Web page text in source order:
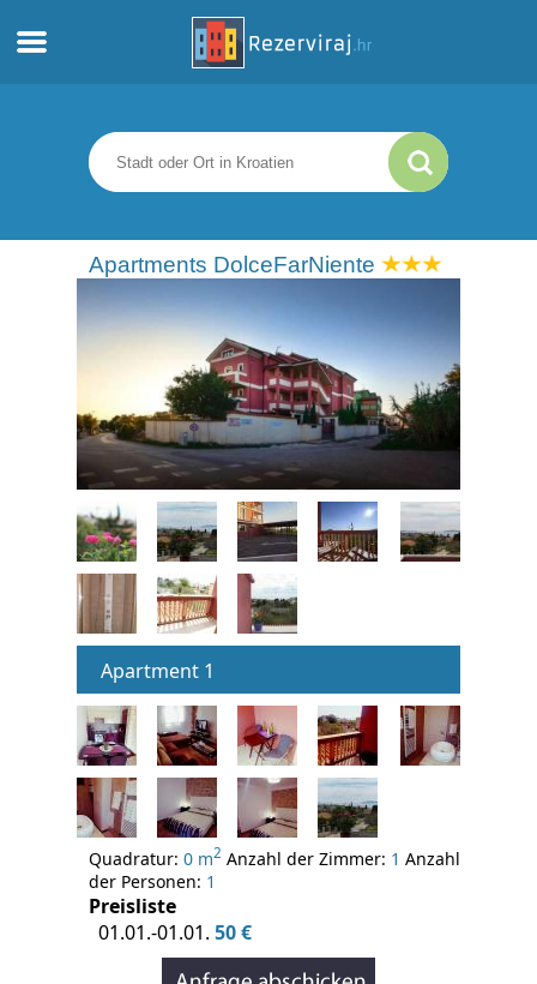
Apartments
Touristeninformation
Strände
Treffen Sie Kroatien
museen
Apartments DolceFarNiente
Apartment 1
Quadratur: 0 m2 Anzahl der Zimmer: 1 Anzahl
der Personen: 1
Preisliste
01.01.-01.01. 50 €